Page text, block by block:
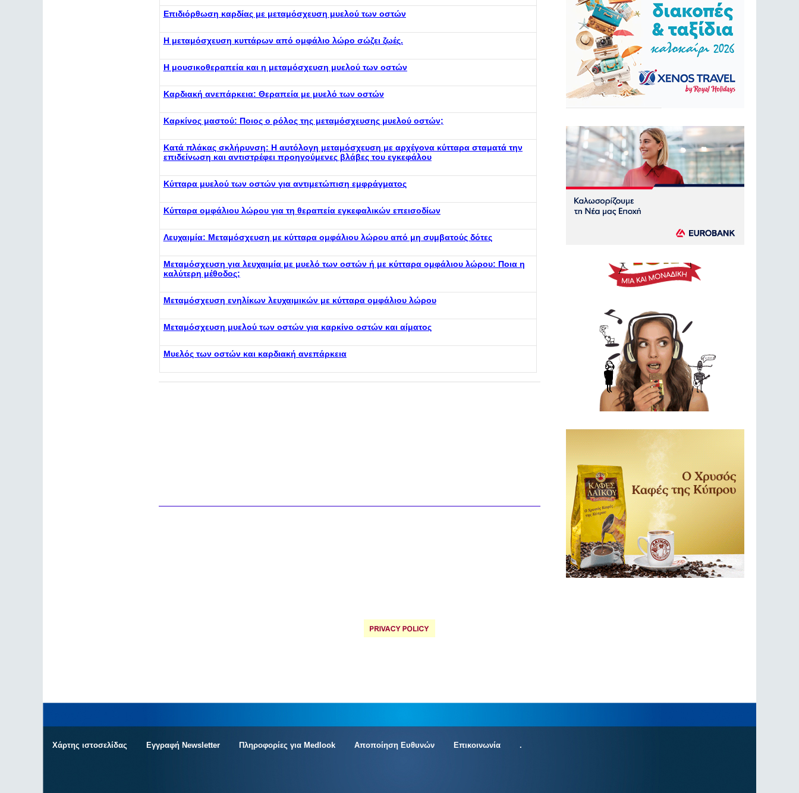
Επιδιόρθωση καρδίας με μεταμόσχευση μυελού των οστών
Η μεταμόσχευση κυττάρων από ομφάλιο λώρο σώζει ζωές.
Η μουσικοθεραπεία και η μεταμόσχευση μυελού των οστών
Καρδιακή ανεπάρκεια: Θεραπεία με μυελό των οστών
Καρκίνος μαστού: Ποιος ο ρόλος της μεταμόσχευσης μυελού οστών;
Κατά πλάκας σκλήρυνση: Η αυτόλογη μεταμόσχευση με αρχέγονα κύτταρα σταματά την
επιδείνωση και αντιστρέφει προηγούμενες βλάβες του εγκεφάλου
Κύτταρα μυελού των οστών για αντιμετώπιση εμφράγματος
Κύτταρα ομφάλιου λώρου για τη θεραπεία εγκεφαλικών επεισοδίων
Λευχαιμία: Μεταμόσχευση με κύτταρα ομφάλιου λώρου από μη συμβατούς δότες
Μεταμόσχευση για λευχαιμία με μυελό των οστών ή με κύτταρα ομφάλιου λώρου: Ποια η
καλύτερη μέθοδος;
Μεταμόσχευση ενηλίκων λευχαιμικών με κύτταρα ομφάλιου λώρου
Μεταμόσχευση μυελού των οστών για καρκίνο οστών και αίματος
Μυελός των οστών και καρδιακή ανεπάρκεια
Χάρτης ιστοσελίδας Εγγραφή Newsletter Πληροφορίες για Medlook Αποποίηση Ευθυνών Επικοινωνία .